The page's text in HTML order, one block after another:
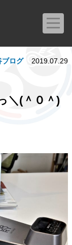
＼(＾０＾)
ブログ 2019.07.29